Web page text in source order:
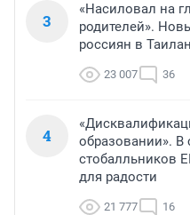
3
«Насиловал на
родителей».
россиян в
23 007 36
4
образовании». В
стобалльников
для радости
21 777 16